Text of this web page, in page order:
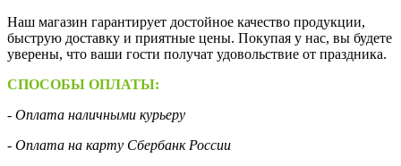
Наш магазин гарантирует достойное качество продукции,
быструю доставку и приятные цены. Покупая у нас, вы будете
уверены, что ваши гости получат удовольствие от праздника.
СПОСОБЫ ОПЛАТЫ:
- Оплата наличными курьеру
- Оплата на карту Сбербанк России